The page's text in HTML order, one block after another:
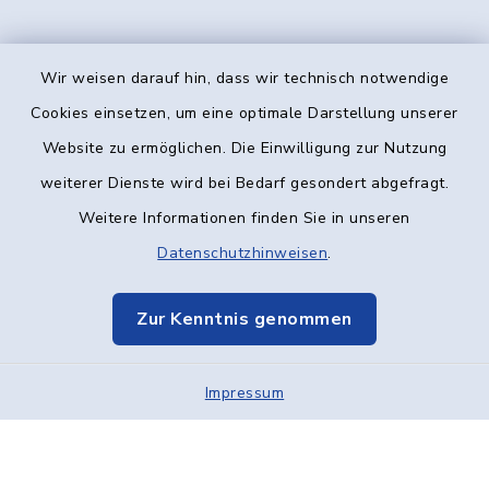
Wir weisen darauf hin, dass wir technisch notwendige
Cookies einsetzen, um eine optimale Darstellung unserer
Website zu ermöglichen. Die Einwilligung zur Nutzung
weiterer Dienste wird bei Bedarf gesondert abgefragt.
Weitere Informationen finden Sie in unseren
Datenschutzhinweisen.
Zur Kenntnis genommen
Impressum
Kontakt
Datenschutz
Elektronische Kommunikation
Sitemap